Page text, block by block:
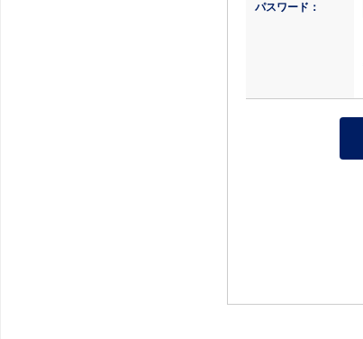
パスワード：